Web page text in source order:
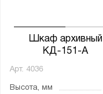
Шкаф архивный
КД-151-А
Арт. 4036
Высота, мм